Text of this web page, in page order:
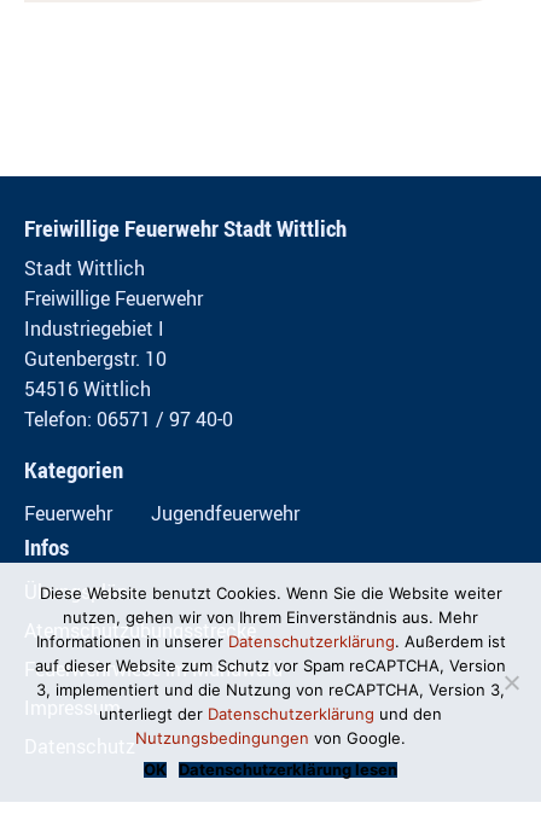
Freiwillige Feuerwehr Stadt Wittlich
Stadt Wittlich
Freiwillige Feuerwehr
Industriegebiet I
Gutenbergstr. 10
54516 Wittlich
Telefon: 06571 / 97 40-0
Kategorien
Feuerwehr Jugendfeuerwehr
Infos
Übungspläne
Atemschutzübungsstrecke
Feuerwehrwiese im Mundwald
Impressum
Diese Website benutzt Cookies. Wenn Sie die Website weiter
nutzen, gehen wir von Ihrem Einverständnis aus. Mehr
Informationen in unserer Datenschutzerklärung. Außerdem ist
auf dieser Website zum Schutz vor Spam reCAPTCHA, Version
3, implementiert und die Nutzung von reCAPTCHA, Version 3,
unterliegt der Datenschutzerklärung und den
Nutzungsbedingungen von Google.
OK
Datenschutzerklärung lesen